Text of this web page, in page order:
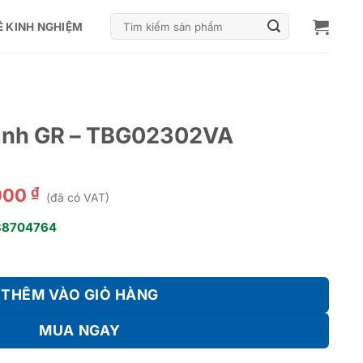
KINH NGHIỆM
kiếm:
GR – TBG02302VA
₫ (đã có VAT)
THÊM VÀO GIỎ HÀNG
MUA NGAY